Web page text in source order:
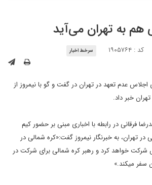
هم به تهران می‌آید
کد : ۱۹۰۵۷۶۴ سرخط اخبار
عدم تعهد در تهران در گفت و گو با نیمروز از
خبر داد.
فرقانی در رابطه با اخباری مبنی بر حضور کیم
تهران، به خبرنگار نیمروز گفت:«کره شمالی در
خواهد کرد و رهبر کره شمالی برای شرکت در
سفر میکند.»